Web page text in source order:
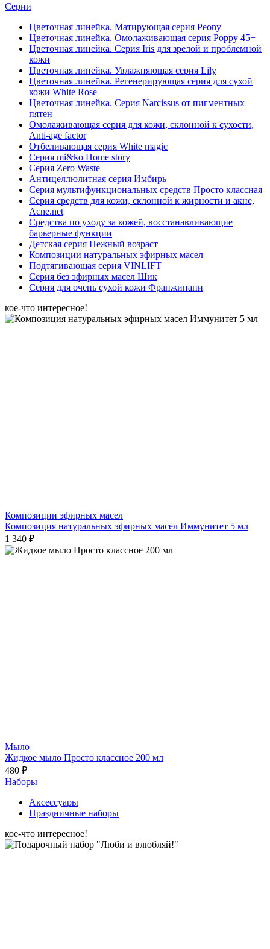
Серии
Цветочная линейка. Матирующая серия Peony
Цветочная линейка. Омолаживающая серия Poppy 45+
Цветочная линейка. Серия Iris для зрелой и проблемной
кожи
Цветочная линейка. Увлажняющая серия Lily
Цветочная линейка. Регенерирующая серия для сухой
кожи White Rose
Цветочная линейка. Серия Narcissus от пигментных
пятен
Омолаживающая серия для кожи, склонной к сухости,
Anti-age factor
Отбеливающая серия White magic
Серия mi&ko Home story
Серия Zero Waste
Антицеллюлитная серия Имбирь
Серия мультифункциональных средств Просто классная
Серия средств для кожи, склонной к жирности и акне,
Acne.net
Средства по уходу за кожей, восстанавливающие
барьерные функции
Детская серия Нежный возраст
Композиции натуральных эфирных масел
Подтягивающая серия VINLIFT
Серия без эфирных масел Шик
Серия для очень сухой кожи Франжипани
кое-что интересное!
Композиции эфирных масел
Композиция натуральных эфирных масел Иммунитет 5 мл
1 340 ₽
Мыло
Жидкое мыло Просто классное 200 мл
480 ₽
Наборы
Аксессуары
Праздничные наборы
кое-что интересное!